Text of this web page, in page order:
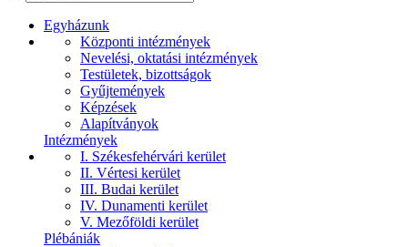
Egyházunk
Központi intézmények
Nevelési, oktatási intézmények
Testületek, bizottságok
Gyűjtemények
Képzések
Alapítványok
Intézmények
I. Székesfehérvári kerület
II. Vértesi kerület
III. Budai kerület
IV. Dunamenti kerület
V. Mezőföldi kerület
Plébániák